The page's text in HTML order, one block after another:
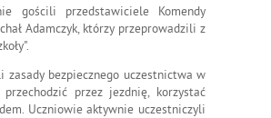
gościli przedstawiciele Komendy
Adamczyk, którzy przeprowadzili z
bezpiecznego uczestnictwa w
przez jezdnię, korzystać
Uczniowie aktywnie uczestniczyli